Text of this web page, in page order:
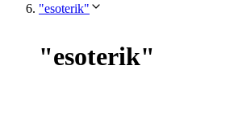
"esoterik"
"esoterik"